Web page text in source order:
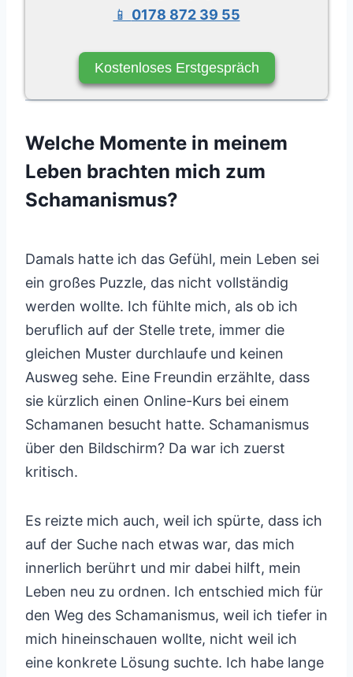
📱 0178 872 39 55
Kostenloses Erstgespräch
Welche Momente in meinem
Leben brachten mich zum
Schamanismus?
Damals hatte ich das Gefühl, mein Leben sei
ein großes Puzzle, das nicht vollständig
werden wollte. Ich fühlte mich, als ob ich
beruflich auf der Stelle trete, immer die
gleichen Muster durchlaufe und keinen
Ausweg sehe. Eine Freundin erzählte, dass
sie kürzlich einen Online-Kurs bei einem
Schamanen besucht hatte. Schamanismus
über den Bildschirm? Da war ich zuerst
kritisch.
Es reizte mich auch, weil ich spürte, dass ich
auf der Suche nach etwas war, das mich
innerlich berührt und mir dabei hilft, mein
Leben neu zu ordnen. Ich entschied mich für
den Weg des Schamanismus, weil ich tiefer in
mich hineinschauen wollte, nicht weil ich
eine konkrete Lösung suchte. Ich habe lange